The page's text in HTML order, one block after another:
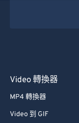
Video 轉換器
MP4 轉換器
Video 到 GIF